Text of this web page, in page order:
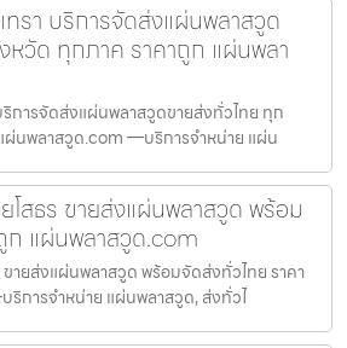
ทรา บริการจัดส่งแผ่นพลาสวูด
หวัด ทุกภาค ราคาถูก แผ่นพลา
ริการจัดส่งแผ่นพลาสวูดขายส่งทั่วไทย ทุก
นพลาสวูด.com —บริการจำหน่าย แผ่น
โสธร ขายส่งแผ่นพลาสวูด พร้อม
ก แผ่นพลาสวูด.com
ายส่งแผ่นพลาสวูด พร้อมจัดส่งทั่วไทย ราคา
การจำหน่าย แผ่นพลาสวูด, ส่งทั่วไ